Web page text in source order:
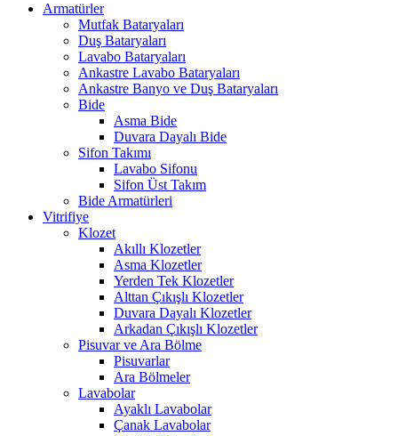
Armatürler
Mutfak Bataryaları
Duş Bataryaları
Lavabo Bataryaları
Ankastre Lavabo Bataryaları
Ankastre Banyo ve Duş Bataryaları
Bide
Asma Bide
Duvara Dayalı Bide
Sifon Takımı
Lavabo Sifonu
Sifon Üst Takım
Bide Armatürleri
Vitrifiye
Klozet
Akıllı Klozetler
Asma Klozetler
Yerden Tek Klozetler
Alttan Çıkışlı Klozetler
Duvara Dayalı Klozetler
Arkadan Çıkışlı Klozetler
Pisuvar ve Ara Bölme
Pisuvarlar
Ara Bölmeler
Lavabolar
Ayaklı Lavabolar
Çanak Lavabolar